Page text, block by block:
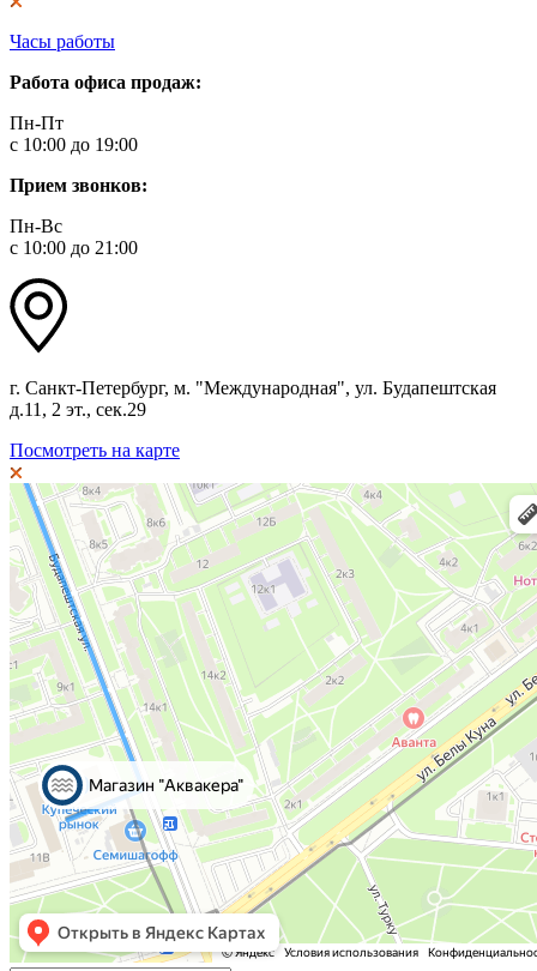
Часы работы
Работа офиса продаж:
Пн-Пт
с 10:00 до 19:00
Прием звонков:
Пн-Вс
с 10:00 до 21:00
г. Санкт-Петербург, м. "Международная", ул. Будапештская
д.11, 2 эт., сек.29
Посмотреть на карте